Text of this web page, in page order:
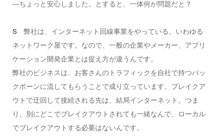
―ちょっと安心しました。とすると、一体何が問題だと？
S弊社は、インターネット回線事業をやっている、いわゆる
ネットワーク屋です。なので、一般の企業やメーカー、アプリ
ケーション開発企業とは捉え方が違うんです。
弊社のビジネスは、お客さんのトラフィックを自社で持つバッ
クボーンに流してもらうことで成り立っています。ブレイクア
ウトで迂回して接続される先は、結局インターネット。つま
り、別にどこでブレイクアウトされても一緒なんで、ローカル
でブレイクアウトする必要はないんです。